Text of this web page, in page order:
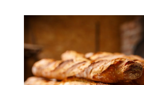
familie og venner, har en unik